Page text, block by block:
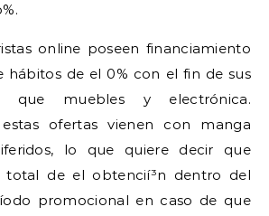
online poseen financiamiento
hábitos de el 0% con el fin de sus
que muebles y electrónica.
ofertas vienen con manga
lo que quiere decir que
total de el obtencií³n dentro del
promocional en caso de que